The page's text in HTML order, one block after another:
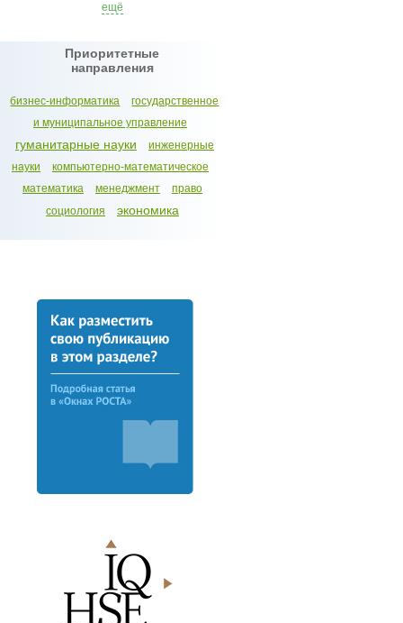
ещё
Приоритетные
направления
бизнес-информатика
государственное
и муниципальное управление
гуманитарные науки
инженерные
науки
компьютерно-математическое
математика
менеджмент
право
социология
экономика